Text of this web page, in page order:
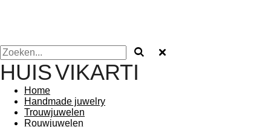
HUISVIKARTI
Home
Handmade juwelry
Trouwjuwelen
Rouwjuwelen